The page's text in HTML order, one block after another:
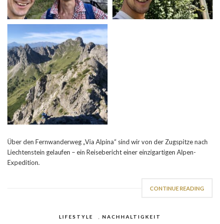
Über den Fernwanderweg „Via Alpina“ sind wir von der Zugspitze nach
Liechtenstein gelaufen – ein Reisebericht einer einzigartigen Alpen-
Expedition.
CONTINUE READING
LIFESTYLE NACHHALTIGKEIT